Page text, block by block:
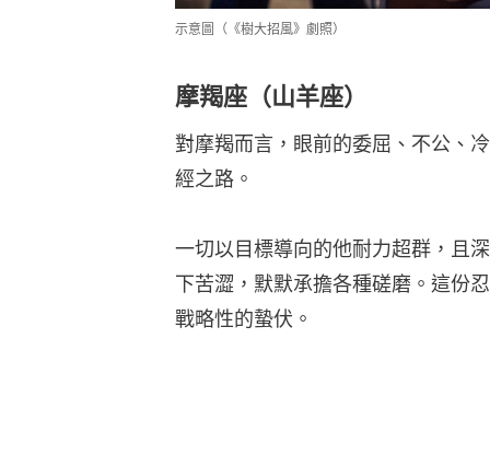
示意圖（《樹大招風》劇照）
摩羯座（山羊座）
對摩羯而言，眼前的委屈、不公、
經之路。
一切以目標導向的他耐力超群，且
下苦澀，默默承擔各種磋磨。這份
戰略性的蟄伏。